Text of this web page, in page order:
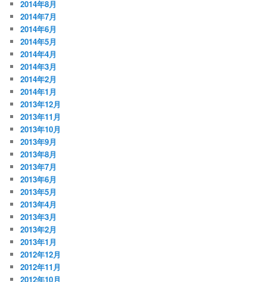
2014年8月
2014年7月
2014年6月
2014年5月
2014年4月
2014年3月
2014年2月
2014年1月
2013年12月
2013年11月
2013年10月
2013年9月
2013年8月
2013年7月
2013年6月
2013年5月
2013年4月
2013年3月
2013年2月
2013年1月
2012年12月
2012年11月
2012年10月